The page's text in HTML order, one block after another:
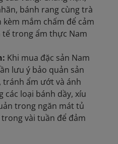
bánh rang cùng trà
mắm chấm để cảm
trong ẩm thực Nam
Khi mua đặc sản Nam
lưu ý bảo quản sản
tránh ẩm ướt và ánh
các loại bánh dầy, xíu
trong ngăn mát tủ
vài tuần để đảm